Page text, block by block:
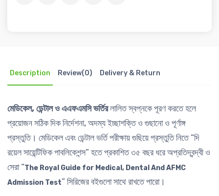
Description Review(0) Delivery & Return
মেডিকেল, ডেন্টাল ও এএফএমসি ভর্তিরলালিত স্বপ্নকে পূরণ করতে হলে
প্রয়োজন সঠিক দিক নির্দেশনা, অদম্য ইচ্ছাশক্তি ও গুছানো ও পূর্ণাঙ্গ
প্রস্তুতি। মেডিকেল এবং ডেন্টাল ভর্তি পরীক্ষায় গুছিয়ে প্রস্তুতি নিতে “দি
রয়েল সায়েন্টিফিক পাবলিকেশন্স” হতে প্রকাশিত ৩৫ বছর ধরে অপ্রতিদ্বন্দ্বী ও
সেরা “The Royal Guide for Medical, Dental And AFMC
Admission Test” সিরিজের বইগুলো সাথে রাখতে পারো।